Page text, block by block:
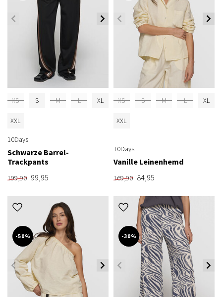
XS S M L XL
XXL
10Days
Schwarze Barrel-
Trackpants
199,90 99,95
XS S M L XL
XXL
10Days
Vanille Leinenhemd
169,90 84,95
-50% -30%